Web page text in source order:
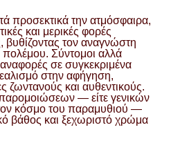
προσεκτικά την ατμόσφαιρα,
και μερικές φορές
βυθίζοντας τον αναγνώστη
πολέμου. Σύντομοι αλλά
αναφορές σε συγκεκριμένα
στην αφήγηση,
ζωντανούς και αυθεντικούς.
— είτε γενικών
κόσμο του παραμυθιού —
βάθος και ξεχωριστό χρώμα